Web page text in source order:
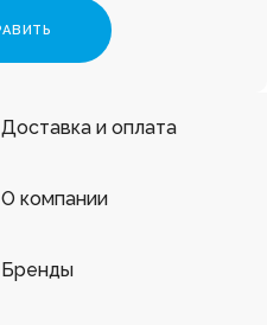
Доставка и оплата
О компании
Бренды